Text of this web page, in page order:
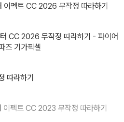
이펙트 CC 2026 무작정 따라하기
CC 2026 무작정 따라하기 - 파이어
즈 기가픽셀
따라하기
이펙트 CC 2023 무작정 따라하기